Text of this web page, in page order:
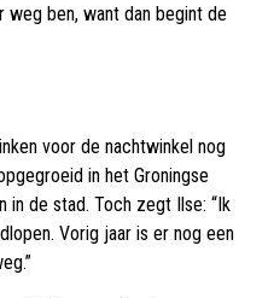
weg ben, want dan begint de
voor de nachtwinkel nog
in het Groningse
in de stad. Toch zegt Ilse: “Ik
Vorig jaar is er nog een